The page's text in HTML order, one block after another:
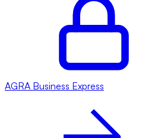
AGRA Business Express